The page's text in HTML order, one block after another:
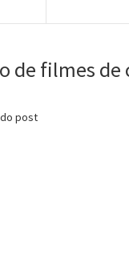
de filmes de
post